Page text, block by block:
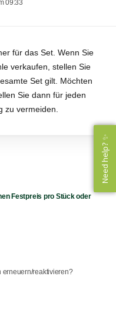
09:33
für das Set. Wenn Sie
verkaufen, stellen Sie
Set gilt. Möchten
Sie dann für jeden
zu vermeiden.
Festpreis pro Stück oder
erneuern/reaktivieren?
Need help? ✨
Need help? ✨